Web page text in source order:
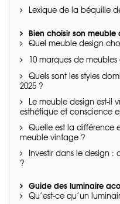
Lexique de la béquille
Bien choisir son meuble
Quel meuble design
10 marques de
Quels sont les styles
2025 ?
Le meuble design est-il
esthétique et conscience
Quelle est la différence
meuble vintage ?
Investir dans le design :
?
Guide des luminaire
Qu’est-ce qu’un